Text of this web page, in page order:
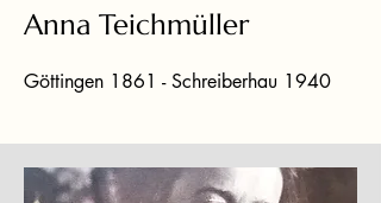
Anna Teichmüller
Göttingen 1861 - Schreiberhau 1940